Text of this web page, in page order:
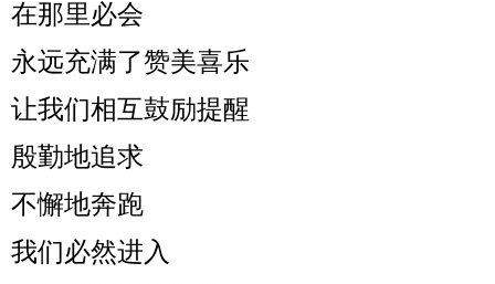
在那里必会
永远充满了赞美喜乐
让我们相互鼓励提醒
殷勤地追求
不懈地奔跑
我们必然进入